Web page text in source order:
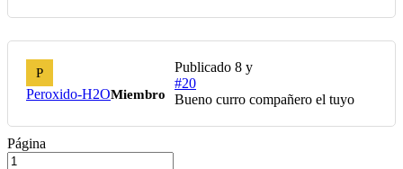
P
Peroxido-H2OMiembro
Publicado 8 y
#20
Bueno curro compañero el tuyo
Página